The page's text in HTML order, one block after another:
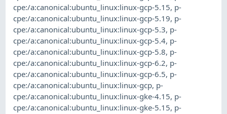
cpe:/a:canonical:ubuntu_linux:linux-gcp-5.15, p-
cpe:/a:canonical:ubuntu_linux:linux-gcp-5.19, p-
cpe:/a:canonical:ubuntu_linux:linux-gcp-5.3, p-
cpe:/a:canonical:ubuntu_linux:linux-gcp-5.4, p-
cpe:/a:canonical:ubuntu_linux:linux-gcp-5.8, p-
cpe:/a:canonical:ubuntu_linux:linux-gcp-6.2, p-
cpe:/a:canonical:ubuntu_linux:linux-gcp-6.5, p-
cpe:/a:canonical:ubuntu_linux:linux-gcp, p-
cpe:/a:canonical:ubuntu_linux:linux-gke-4.15, p-
cpe:/a:canonical:ubuntu_linux:linux-gke-5.15, p-